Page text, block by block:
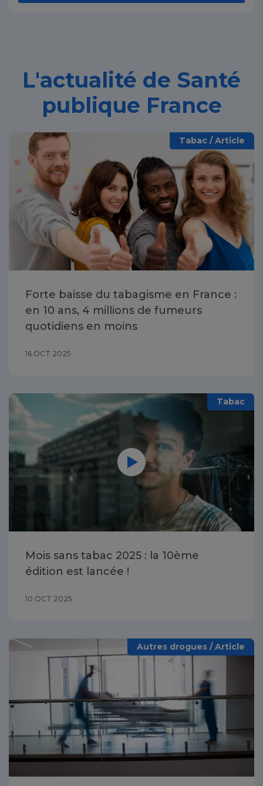
L'actualité de Santé
publique France
Tabac / Article
Forte baisse du tabagisme en France :
en 10 ans, 4 millions de fumeurs
quotidiens en moins
16 OCT 2025
Vidéo
Tabac
Mois sans tabac 2025 : la 10ème
édition est lancée !
10 OCT 2025
Autres drogues / Article